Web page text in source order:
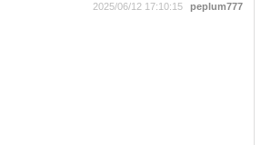
peplum777
2025/06/12 17:10:15